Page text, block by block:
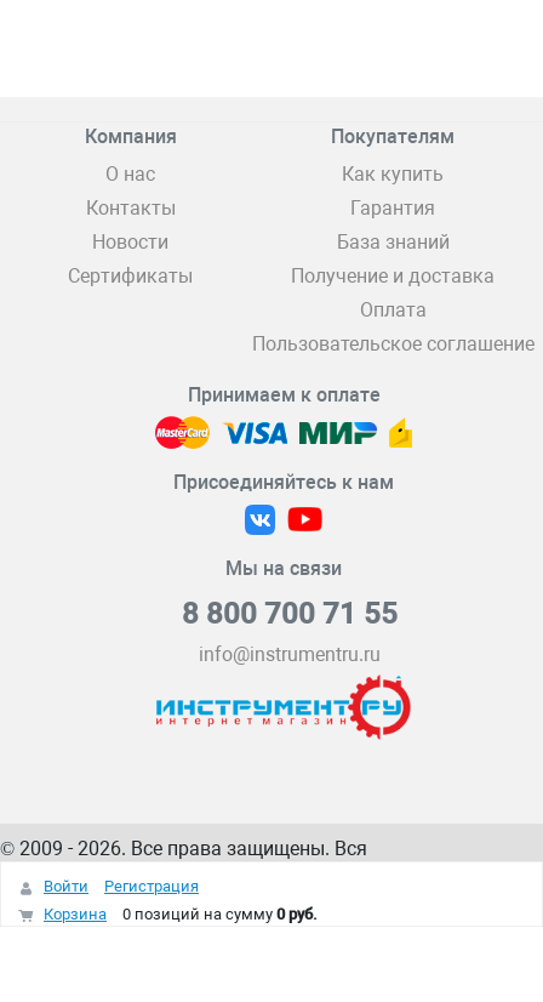
Компания
О нас
Контакты
Новости
Сертификаты
Покупателям
Как купить
Гарантия
База знаний
Получение и доставка
Оплата
Пользовательское соглашение
Принимаем к оплате
Присоединяйтесь к нам
Мы на связи
8 800 700 71 55
info@instrumentru.ru
© 2009 - 2026. Все права защищены. Вся
информация на сайте – собственность
интернет-магазина
Войти
Регистрация
Корзина
0 позиций на сумму 0 руб.